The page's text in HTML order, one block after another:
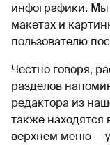
инфографики. Мы
макетах и
пользователю
Честно говоря,
разделов
редактора из
также находятся
верхнем меню —